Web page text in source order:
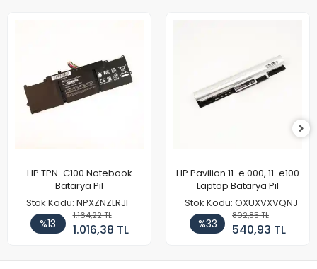
HP TPN-C100 Notebook
Batarya Pil
Stok Kodu: NPXZNZLRJI
%13
1.164,22 TL
1.016,38 TL
HP Pavilion 11-e 000, 11-e100
Laptop Batarya Pil
Stok Kodu: OXUXVXVQNJ
%33
802,85 TL
540,93 TL